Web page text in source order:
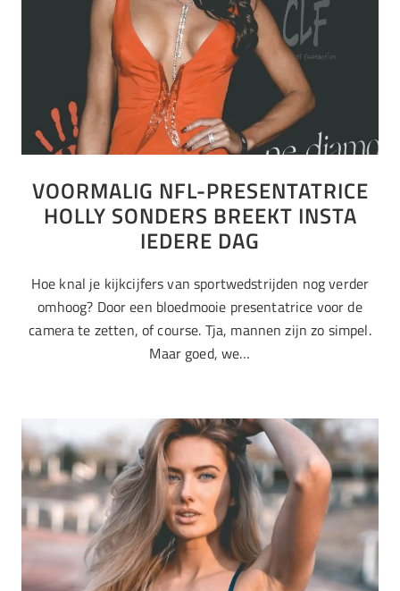
VOORMALIG NFL-PRESENTATRICE
HOLLY SONDERS BREEKT INSTA
IEDERE DAG
Hoe knal je kijkcijfers van sportwedstrijden nog verder
omhoog? Door een bloedmooie presentatrice voor de
camera te zetten, of course. Tja, mannen zijn zo simpel.
Maar goed, we…